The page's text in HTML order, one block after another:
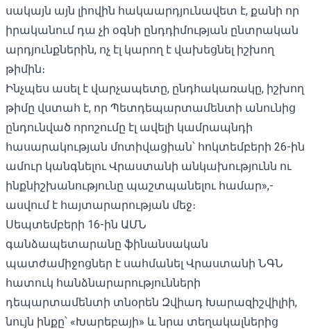
սակայն այն լիովին հակաարդյունավետ է, քանի որ
իրականում դա չի օգնի ընդդիմության ընտրական
արդյունքներին, ոչ էլ կարող է վախեցնել իշխող
թիմին։
Ինչպես ասել է վարչապետը, ընդհակառակը, իշխող
թիմը վստահ է, որ Պետդեպարտամենտի անունից
ընդունված որոշումը էլ ավելի կամրապնդի
հասարակության մոտիվացիան՝ հոկտեմբերի 26-ին
ամուր կանգնելու Վրաստանի անկախությունն ու
ինքնիշխանությունը պաշտպանելու համար»,-
ասվում է հայտարարության մեջ։
Սեպտեմբերի 16-ին ԱՄՆ
գանձապետարանը ֆինանսական
պատժամիջոցներ է սահմանել Վրաստանի ՆԳՆ
հատուկ հանձնարարությունների
դեպարտամենտի տնօրեն Զվիադ Խարազիշվիլիի,
նույն ինքը՝ «Խարեբայի» և նրա տեղակալներից